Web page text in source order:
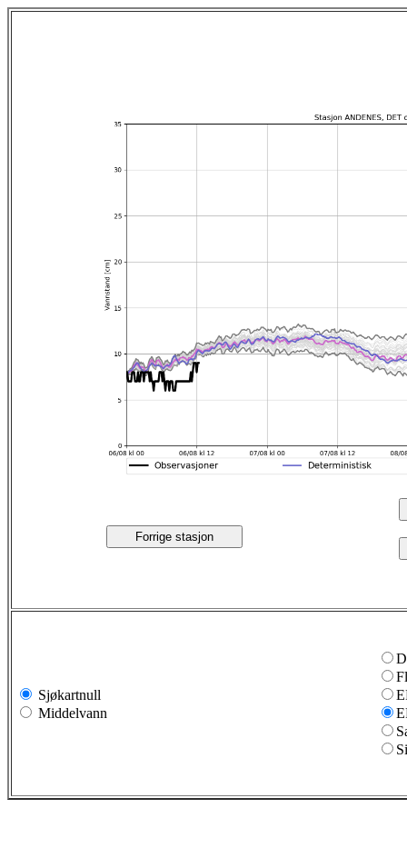
Forrige stasjon
Sjøkartnull
Middelvann